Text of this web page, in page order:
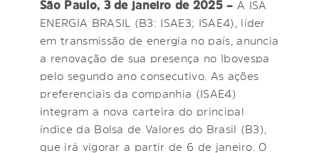
São Paulo, 3 de janeiro de 2025 – A ISA
ENERGIA BRASIL (B3: ISAE3; ISAE4), líder
em transmissão de energia no país, anuncia
a renovação de sua presença no Ibovespa
pelo segundo ano consecutivo. As ações
preferenciais da companhia (ISAE4)
integram a nova carteira do principal
índice da Bolsa de Valores do Brasil (B3),
que irá vigorar a partir de 6 de janeiro. O